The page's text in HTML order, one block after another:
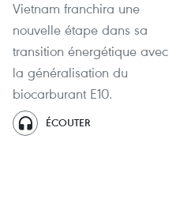
Vietnam franchira une
nouvelle étape dans sa
transition énergétique avec
la généralisation du
biocarburant E10.
ÉCOUTER